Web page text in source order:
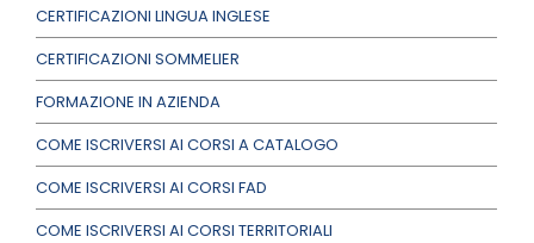
CERTIFICAZIONI LINGUA INGLESE
CERTIFICAZIONI SOMMELIER
FORMAZIONE IN AZIENDA
COME ISCRIVERSI AI CORSI A CATALOGO
COME ISCRIVERSI AI CORSI FAD
COME ISCRIVERSI AI CORSI TERRITORIALI